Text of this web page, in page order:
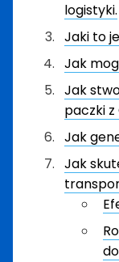
logistyki.
Jaki to
Jak
Jak
paczki z
Jak
Jak